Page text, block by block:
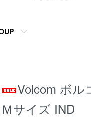
Volcom ボル
Ｍサイズ IND